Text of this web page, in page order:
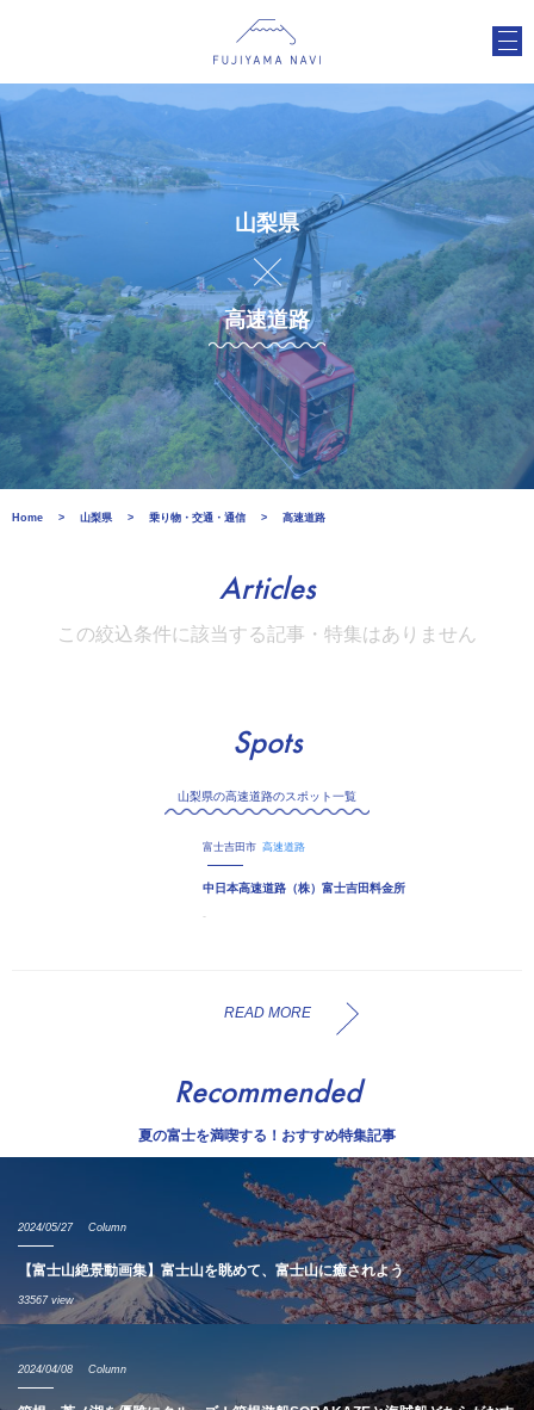
山梨県
高速道路
Home 山梨県 乗り物・交通・通信 高速道路
Articles
この絞込条件に該当する記事・特集はありません
Spots
山梨県の高速道路のスポット一覧
富士吉田市 高速道路
中日本高速道路（株）富士吉田料金所
-
READ MORE
Recommended
夏の富士を満喫する！おすすめ特集記事
2024/05/27 Column
【富士山絶景動画集】富士山を眺めて、富士山に癒されよう
33567 view
2024/04/08 Column